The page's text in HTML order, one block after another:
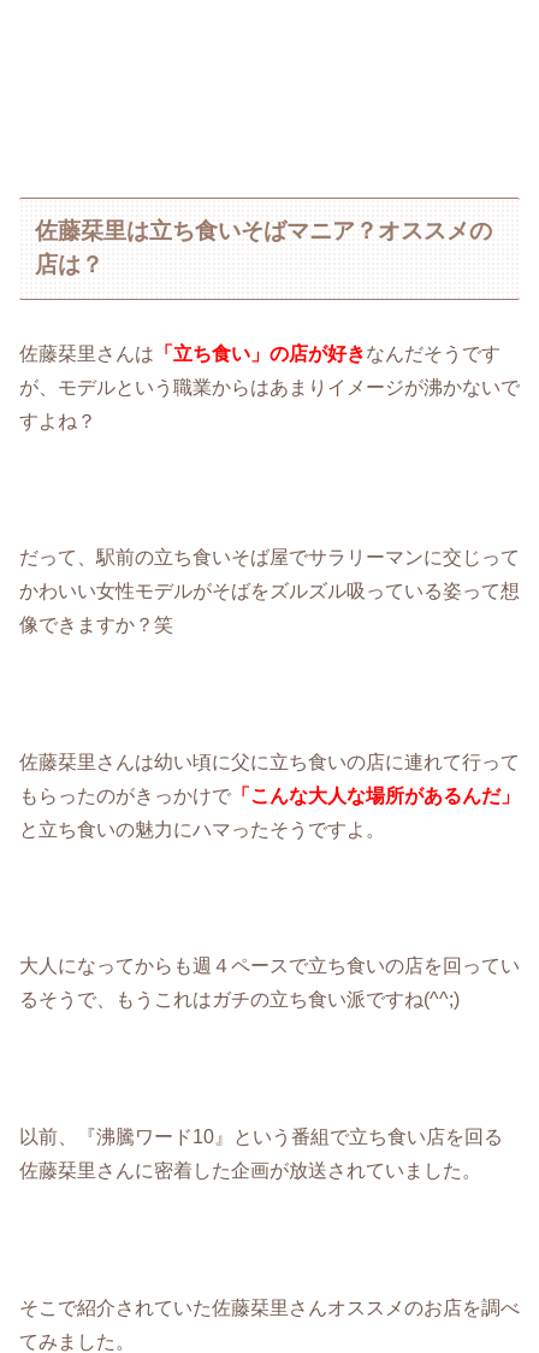
佐藤栞里は立ち食いそばマニア？オススメの
店は？
佐藤栞里さんは 「立ち食い」の店が好きなんだそうです
が、モデルという職業からはあまりイメージが沸かないで
すよね？
だって、駅前の立ち食いそば屋でサラリーマンに交じって
かわいい女性モデルがそばをズルズル吸っている姿って想
像できますか？笑
佐藤栞里さんは幼い頃に父に立ち食いの店に連れて行って
もらったのがきっかけで 「こんな大人な場所があるんだ」
と立ち食いの魅力にハマったそうですよ。
大人になってからも週４ペースで立ち食いの店を回ってい
るそうで、もうこれはガチの立ち食い派ですね(^^;)
以前、『沸騰ワード10』という番組で立ち食い店を回る
佐藤栞里さんに密着した企画が放送されていました。
そこで紹介されていた佐藤栞里さんオススメのお店を調べ
てみました。